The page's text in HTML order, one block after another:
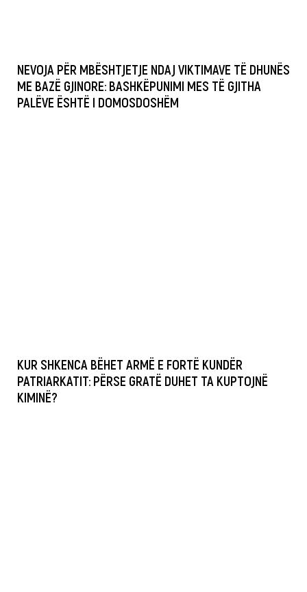
NEVOJA PËR MBËSHTJETJE NDAJ VIKTIMAVE TË DHUNËS
ME BAZË GJINORE: BASHKËPUNIMI MES TË GJITHA
PALËVE ËSHTË I DOMOSDOSHËM
KUR SHKENCA BËHET ARMË E FORTË KUNDËR
PATRIARKATIT: PËRSE GRATË DUHET TA KUPTOJNË
KIMINË?